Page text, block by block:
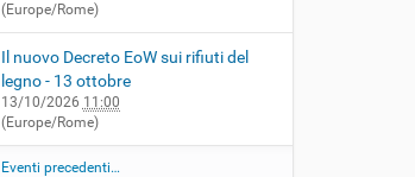
(Europe/Rome)
Il nuovo Decreto EoW sui rifiuti del
legno - 13 ottobre
13/10/2026 11:00
(Europe/Rome)
Eventi precedenti…